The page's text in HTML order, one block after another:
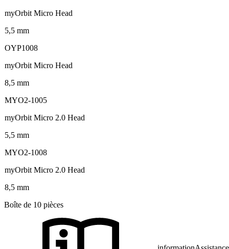
myOrbit Micro Head
5,5 mm
OYP1008
myOrbit Micro Head
8,5 mm
MYO2-1005
myOrbit Micro 2.0 Head
5,5 mm
MYO2-1008
myOrbit Micro 2.0 Head
8,5 mm
Boîte de 10 pièces